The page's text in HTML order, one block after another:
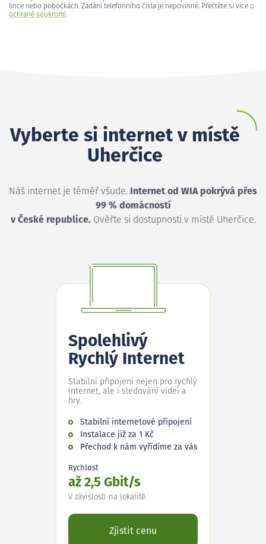
lince nebo pobočkách. Zadání telefonního čísla je nepovinné. Přečtěte si více o
ochraně soukromí.
Vyberte si internet v místě
Uherčice
Náš internet je téměř všude. Internet od WIA pokrývá přes
99 % domácností
v České republice.Ověřte si dostupnosti v místě Uherčice.
Spolehlivý
Rychlý Internet
Stabilní připojení nejen pro rychlý
internet, ale i sledování videí a
hry.
Stabilní internetové připojení
Instalace již za 1 Kč
Přechod k nám vyřídíme za vás
Rychlost
až 2,5 Gbit/s
V závislosti na lokalitě.
Zjistit cenu